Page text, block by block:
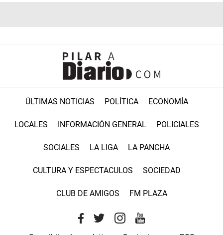
ÚLTIMAS NOTICIAS POLÍTICA ECONOMÍA
LOCALES INFORMACIÓN GENERAL POLICIALES
SOCIALES LA LIGA LA PANCHA
CULTURA Y ESPECTACULOS SOCIEDAD
CLUB DE AMIGOS FM PLAZA